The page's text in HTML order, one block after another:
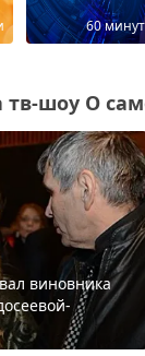
60 минут
тв-шоу О
виновника